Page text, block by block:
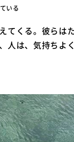
いる
てくる。彼らは
人は、気持ちよ